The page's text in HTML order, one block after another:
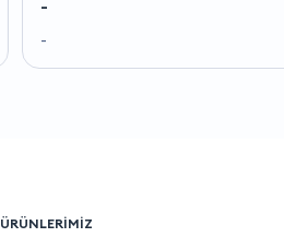
ÜRÜNLERİMİZ